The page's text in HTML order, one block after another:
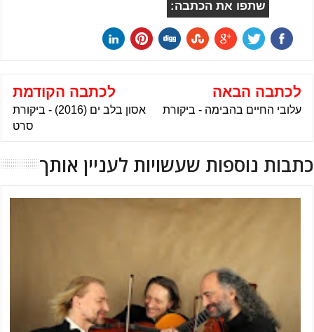
שתפו את הכתבה:
לכתבה הבאה
עלובי החיים בהבימה - ביקורת
לכתבה הקודמת
אסון בלב ים (2016) - ביקורת
סרט
כתבות נוספות שעשויות לעניין אותך